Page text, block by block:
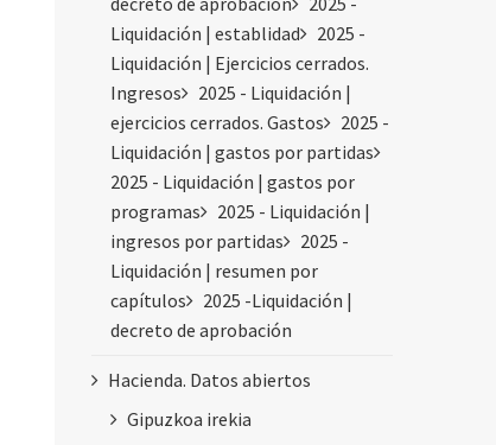
Liquidación | establidad
2025 -
Liquidación | Ejercicios cerrados.
Ingresos
2025 - Liquidación |
ejercicios cerrados. Gastos
2025 -
Liquidación | gastos por partidas
2025 - Liquidación | gastos por
programas
2025 - Liquidación |
ingresos por partidas
2025 -
Liquidación | resumen por
capítulos
2025 -Liquidación |
decreto de aprobación
Hacienda. Datos abiertos
Gipuzkoa irekia